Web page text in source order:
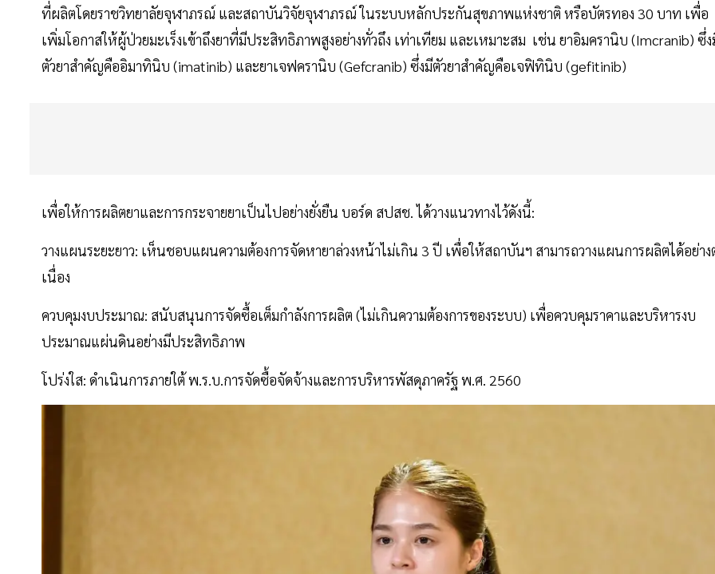
ที่ผลิตโดยราชวิทยาลัยจุฬาภรณ์ และสถาบันวิจัยจุฬาภรณ์ ในระบบหลักประกันสุขภาพแห่งชาติ หรือบัตรทอง 30 บาท เพื่อ
เพิ่มโอกาสให้ผู้ป่วยมะเร็งเข้าถึงยาที่มีประสิทธิภาพสูงอย่างทั่วถึง เท่าเทียม และเหมาะสม เช่น ยาอิมครานิบ (Imcranib) ซึ่
ตัวยาสำคัญคืออิมาทินิบ (imatinib) และยาเจฟครานิบ (Gefcranib) ซึ่งมีตัวยาสำคัญคือเจฟิทินิบ (gefitinib)
เพื่อให้การผลิตยาและการกระจายยาเป็นไปอย่างยั่งยืน บอร์ด สปสช. ได้วางแนวทางไว้ดังนี้:
วางแผนระยะยาว: เห็นชอบแผนความต้องการจัดหายาล่วงหน้าไม่เกิน 3 ปี เพื่อให้สถาบันฯ สามารถวางแผนการผลิตได้อย่า
เนื่อง
ควบคุมงบประมาณ: สนับสนุนการจัดซื้อเต็มกำลังการผลิต (ไม่เกินความต้องการของระบบ) เพื่อควบคุมราคาและบริหารงบ
ประมาณแผ่นดินอย่างมีประสิทธิภาพ
โปร่งใส: ดำเนินการภายใต้ พ.ร.บ.การจัดซื้อจัดจ้างและการบริหารพัสดุภาครัฐ พ.ศ. 2560